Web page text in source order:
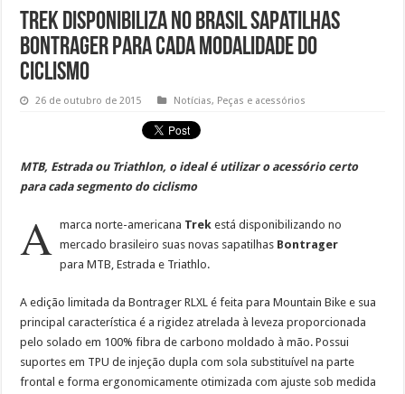
Trek disponibiliza no Brasil sapatilhas
Bontrager para cada modalidade do
ciclismo
26 de outubro de 2015 Notícias, Peças e acessórios
MTB, Estrada ou Triathlon, o ideal é utilizar o acessório certo
para cada segmento do ciclismo
A marca norte-americana Trek está disponibilizando no
mercado brasileiro suas novas sapatilhas Bontrager
para MTB, Estrada e Triathlo.
A edição limitada da Bontrager RLXL é feita para Mountain Bike e sua
principal característica é a rigidez atrelada à leveza proporcionada
pelo solado em 100% fibra de carbono moldado à mão. Possui
suportes em TPU de injeção dupla com sola substituível na parte
frontal e forma ergonomicamente otimizada com ajuste sob medida